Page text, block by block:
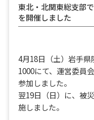
東北・北関東総支部
を開催しました
4月18日（土）岩手
1000にて、運営委員
参加しました。
翌19日（日）に、被
施しました。